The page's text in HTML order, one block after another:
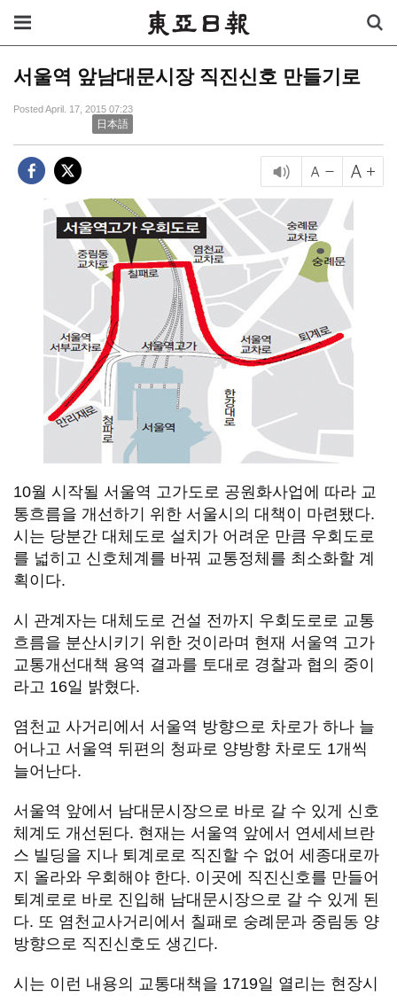
서울역 앞남대문시장 직진신호 만들기로
Posted April. 17, 2015 07:23
日本語
10월 시작될 서울역 고가도로 공원화사업에 따라 교
통흐름을 개선하기 위한 서울시의 대책이 마련됐다.
시는 당분간 대체도로 설치가 어려운 만큼 우회도로
를 넓히고 신호체계를 바꿔 교통정체를 최소화할 계
획이다.
시 관계자는 대체도로 건설 전까지 우회도로로 교통
흐름을 분산시키기 위한 것이라며 현재 서울역 고가
교통개선대책 용역 결과를 토대로 경찰과 협의 중이
라고 16일 밝혔다.
염천교 사거리에서 서울역 방향으로 차로가 하나 늘
어나고 서울역 뒤편의 청파로 양방향 차로도 1개씩
늘어난다.
서울역 앞에서 남대문시장으로 바로 갈 수 있게 신호
체계도 개선된다. 현재는 서울역 앞에서 연세세브란
스 빌딩을 지나 퇴계로로 직진할 수 없어 세종대로까
지 올라와 우회해야 한다. 이곳에 직진신호를 만들어
퇴계로로 바로 진입해 남대문시장으로 갈 수 있게 된
다. 또 염천교사거리에서 칠패로 숭례문과 중림동 양
방향으로 직진신호도 생긴다.
시는 이런 내용의 교통대책을 1719일 열리는 현장시